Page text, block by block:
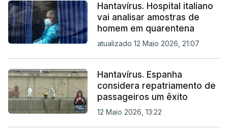
Hantavírus. Hospital italiano
vai analisar amostras de
homem em quarentena
atualizado 12 Maio 2026, 21:07
Hantavírus. Espanha
considera repatriamento de
passageiros um êxito
12 Maio 2026, 13:22